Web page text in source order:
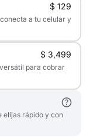
$ 129
a tu celular y
$ 3,499
para cobrar
elijas rápido y con